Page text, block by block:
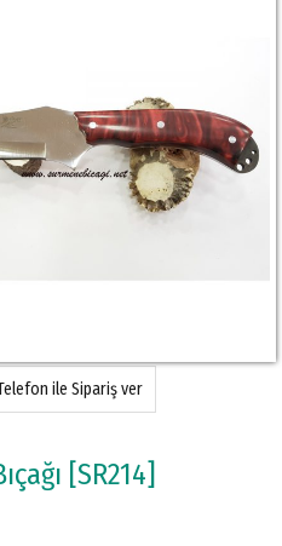
ile Sipariş ver
[SR214]